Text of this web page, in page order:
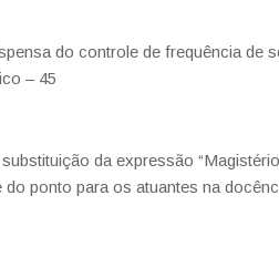
do controle de frequência de
– 45
da expressão
ponto para os atuantes na